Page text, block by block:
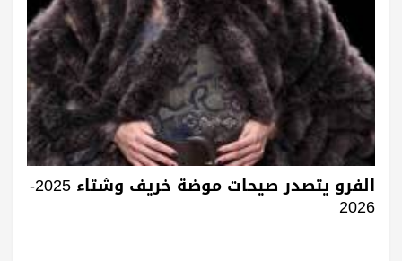
الفرو يتصدر صيحات موضة خريف وشتاء 2025-
2026